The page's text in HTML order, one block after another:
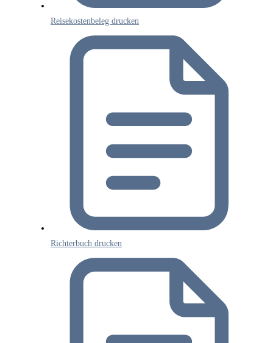
Reisekostenbeleg drucken
Richterbuch drucken